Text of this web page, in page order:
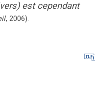
est cependant
, 2006).